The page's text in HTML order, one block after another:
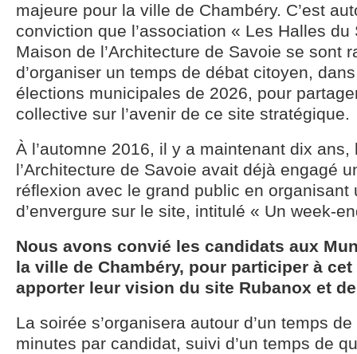
majeure pour la ville de Chambéry. C’est
conviction que l’association « Les Halles du
Maison de l’Architecture de Savoie se sont
d’organiser un temps de débat citoyen,
élections municipales de 2026, pour
collective sur l’avenir de ce site stratégique.
À l’automne 2016, il y a maintenant dix ans,
l’Architecture de Savoie avait déjà engagé
réflexion avec le grand public en organisant
d’envergure sur le site, intitulé « Un week-
Nous avons convié les candidats aux
la ville de Chambéry, pour participer à
apporter leur vision du site Rubanox et
La soirée s’organisera autour d’un temps
minutes par candidat, suivi d’un temps de